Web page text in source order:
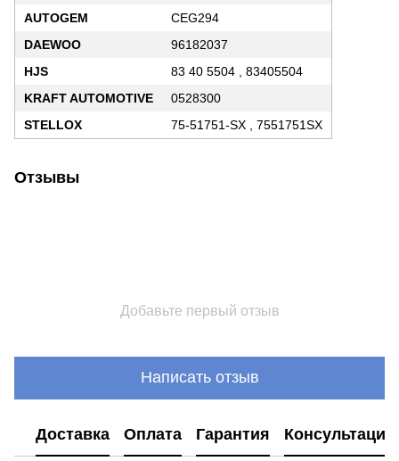
AUTOGEM
CEG294
DAEWOO
96182037
HJS
83 40 5504 , 83405504
KRAFT AUTOMOTIVE
0528300
STELLOX
75-51751-SX , 7551751SX
Отзывы
Добавьте первый отзыв
Написать отзыв
Доставка Оплата Гарантия Консультация